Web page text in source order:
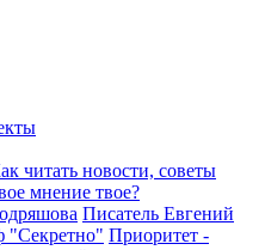
читать новости, советы
мнение твое?
Писатель Евгений
"Секретно" Приоритет -